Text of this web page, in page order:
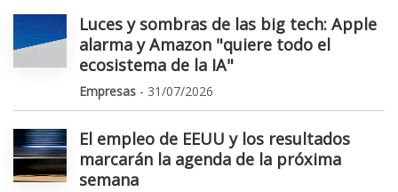
Luces y sombras de las big tech: Apple
alarma y Amazon "quiere todo el
ecosistema de la IA"
Empresas - 31/07/2026
El empleo de EEUU y los resultados
marcarán la agenda de la próxima
semana